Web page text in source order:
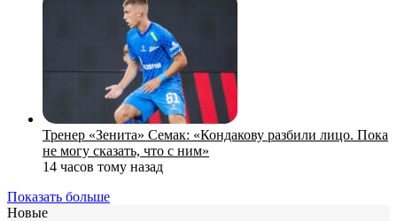
Тренер «Зенита» Семак: «Кондакову разбили лицо. Пока
не могу сказать, что с ним»
14 часов тому назад
Показать больше
Новые